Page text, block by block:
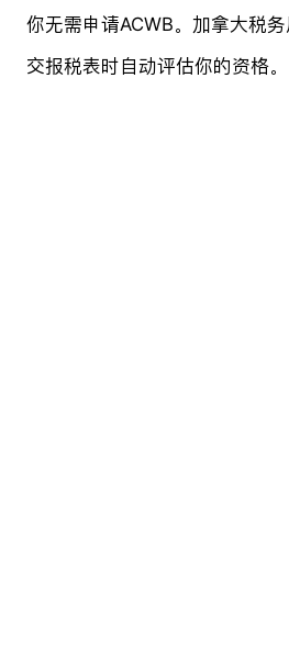
你无需申请ACWB。加拿大税
交报税表时自动评估你的资格。